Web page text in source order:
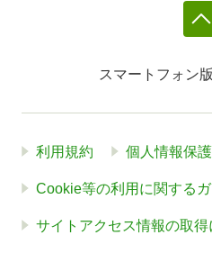
スマートフォン版
利用規約 個人情報保
Cookie等の利用に関する
サイトアクセス情報の取得